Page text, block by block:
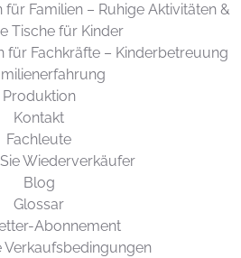
Familien – Ruhige Aktivitäten &
Tische für Kinder
für Fachkräfte – Kinderbetreuung
Produktion
Kontakt
Fachleute
Wiederverkäufer
Blog
Glossar
Abonnement
Verkaufsbedingungen